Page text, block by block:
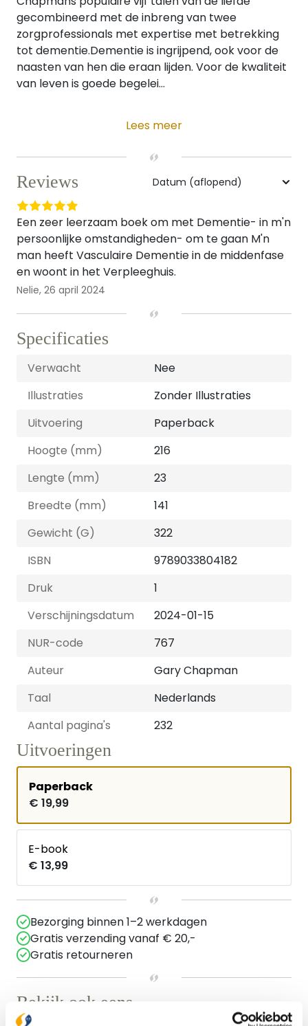
gecombineerd met de inbreng van twee
zorgprofessionals met expertise met betrekking
tot dementie.Dementie is ingrijpend, ook voor de
naasten van hen die eraan lijden. Voor de kwaliteit
van leven is goede begelei...
Lees meer
Reviews
Een zeer leerzaam boek om met Dementie- in m'n
persoonlijke omstandigheden- om te gaan M'n
man heeft Vasculaire Dementie in de middenfase
en woont in het Verpleeghuis.
Nelie, 26 april 2024
Specificaties
Verwacht
Nee
Illustraties
Zonder Illustraties
Uitvoering
Paperback
Hoogte (mm)
216
Lengte (mm)
23
Breedte (mm)
141
Gewicht (G)
322
ISBN
9789033804182
Druk
1
Verschijningsdatum
2024-01-15
NUR-code
767
Auteur
Gary Chapman
Taal
Nederlands
Aantal pagina's
232
Uitvoeringen
Paperback
€ 19,99
E-book
€ 13,99
Bezorging binnen 1–2 werkdagen
Gratis verzending vanaf € 20,-
Gratis retourneren
Bekijk ook eens